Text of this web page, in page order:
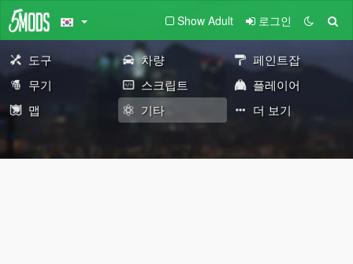
Show Adult 로그인
도구 차량
페인트잡
무기
스크립트
플레이어
맵
기타 더 보기